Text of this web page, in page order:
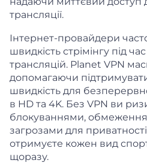
трансляції.
Інтернет-провайдери
швидкість стрімінгу під
трансляцій. Planet VPN
допомагаючи
швидкість для
в HD та 4K. Без VPN ви
блокуваннями,
загрозами для
отримуєте кожен вид
щоразу.